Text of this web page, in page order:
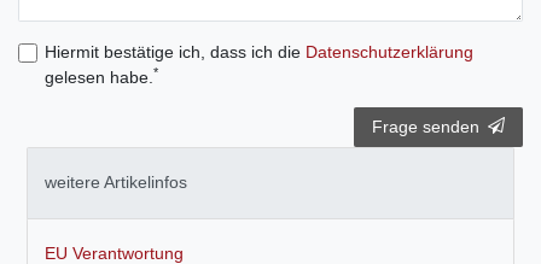
Hiermit bestätige ich, dass ich die Daten­schutz­erklärung
gelesen habe. *
Frage senden
weitere Artikelinfos
EU Verantwortung